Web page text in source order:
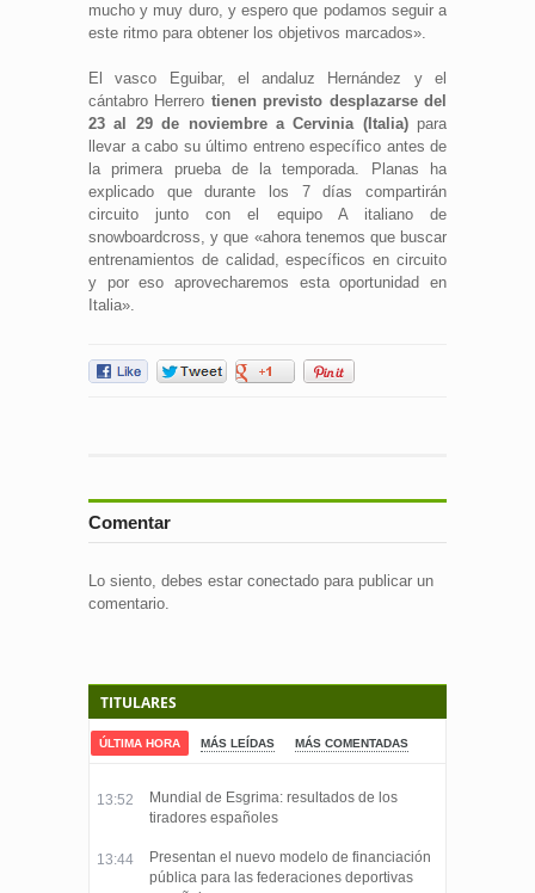
mucho y muy duro, y espero que podamos seguir a
este ritmo para obtener los objetivos marcados».
El vasco Eguibar, el andaluz Hernández y el
cántabro Herrero tienen previsto desplazarse del
23 al 29 de noviembre a Cervinia (Italia)para
llevar a cabo su último entreno específico antes de
la primera prueba de la temporada. Planas ha
explicado que durante los 7 días compartirán
circuito junto con el equipo A italiano de
snowboardcross, y que «ahora tenemos que buscar
entrenamientos de calidad, específicos en circuito
y por eso aprovecharemos esta oportunidad en
Italia».
Comentar
Lo siento, debes estar conectado para publicar un
comentario.
TITULARES
ÚLTIMA HORA MÁS LEÍDAS MÁS COMENTADAS
13:52
Mundial de Esgrima: resultados de los
tiradores españoles
13:44
Presentan el nuevo modelo de financiación
pública para las federaciones deportivas